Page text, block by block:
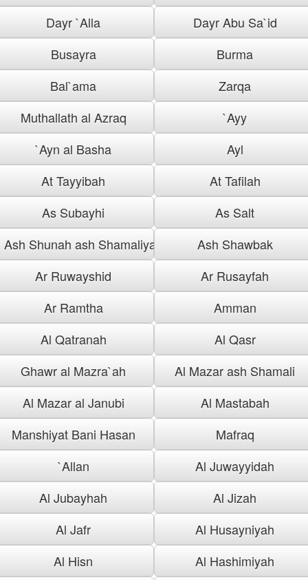
Dayr `Alla
Dayr Abu Sa`id
Busayra
Burma
Bal`ama
Zarqa
Muthallath al Azraq
`Ayy
`Ayn al Basha
Ayl
At Tayyibah
At Tafilah
As Subayhi
As Salt
Ash Shunah ash Shamaliyah
Ash Shawbak
Ar Ruwayshid
Ar Rusayfah
Ar Ramtha
Amman
Al Qatranah
Al Qasr
Ghawr al Mazra`ah
Al Mazar ash Shamali
Al Mazar al Janubi
Al Mastabah
Manshiyat Bani Hasan
Mafraq
`Allan
Al Juwayyidah
Al Jubayhah
Al Jizah
Al Jafr
Al Husayniyah
Al Hisn
Al Hashimiyah